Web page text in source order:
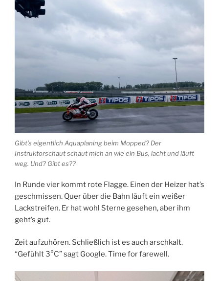
Gibt’s eigentlich Aquaplaning beim Mopped? Der
Instruktorschaut schaut mich an wie ein Bus, lacht und läuft
weg. Und? Gibt es??
In Runde vier kommt rote Flagge. Einen der Heizer hat’s
geschmissen. Quer über die Bahn läuft ein weißer
Lackstreifen. Er hat wohl Sterne gesehen, aber ihm
geht’s gut.
Zeit aufzuhören. Schließlich ist es auch arschkalt.
“Gefühlt 3°C” sagt Google. Time for farewell.